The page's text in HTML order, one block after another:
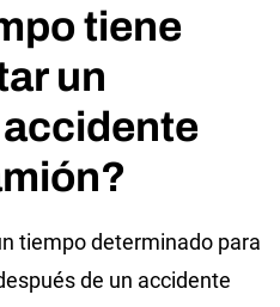
tiene
un
tiempo determinado para
de un accidente